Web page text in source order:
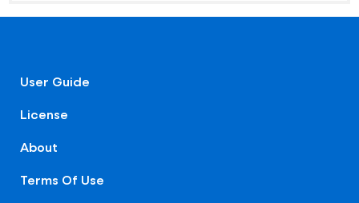
User Guide
License
About
Terms Of Use